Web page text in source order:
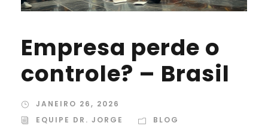
Empresa perde o
controle? – Brasil
JANEIRO 26, 2026
EQUIPE DR. JORGE
BLOG